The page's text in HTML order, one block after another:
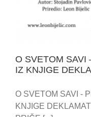
O SVETOM SAVI
IZ KNJIGE
O SVETOM SAVI -
KNJIGE